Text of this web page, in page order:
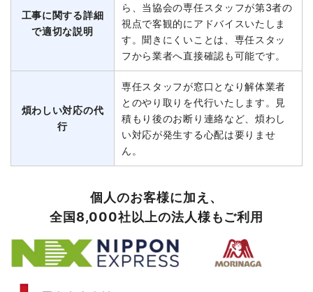
工事に関する詳細
で適切な説明
ら、当協会の専任スタッフが第3者の
視点で客観的にアドバイスいたしま
す。聞きにくいことは、専任スタッ
フから業者へ直接確認も可能です。
煩わしい対応の代
行
専任スタッフが窓口となり解体業者
とのやり取りを代行いたします。見
積もり後のお断り連絡など、煩わし
い対応が発生する心配は要りませ
ん。
個人のお客様に加え、
全国8,000社以上の法人様もご利用